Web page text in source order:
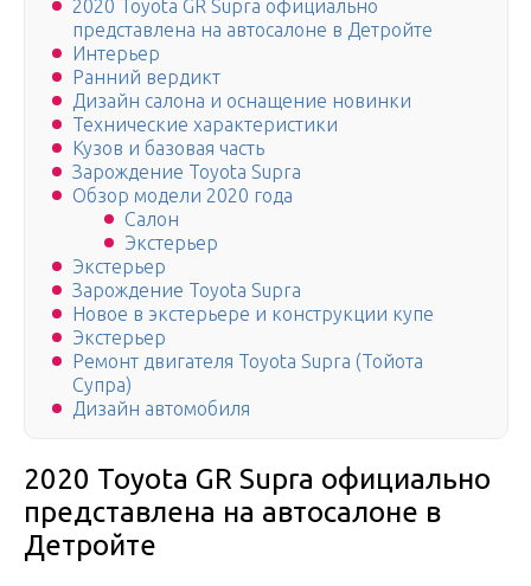
2020 Toyota GR Supra официально
представлена на автосалоне в Детройте
Интерьер
Ранний вердикт
Дизайн салона и оснащение новинки
Технические характеристики
Кузов и базовая часть
Зарождение Toyota Supra
Обзор модели 2020 года
Салон
Экстерьер
Экстерьер
Зарождение Toyota Supra
Новое в экстерьере и конструкции купе
Экстерьер
Ремонт двигателя Toyota Supra (Тойота
Супра)
Дизайн автомобиля
2020 Toyota GR Supra официально
представлена на автосалоне в
Детройте